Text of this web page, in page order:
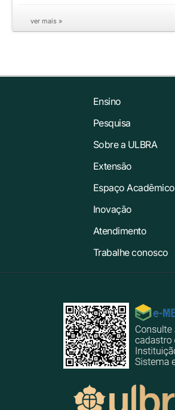
ver mais »
Ensino
Pesquisa
Sobre a ULBRA
Extensão
Espaço Acadêmico
Inovação
Atendimento
Trabalhe conosco